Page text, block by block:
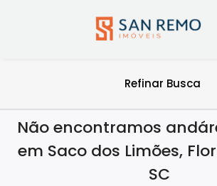
Refinar Busca
Não encontramos
em Saco dos Limões,
SC